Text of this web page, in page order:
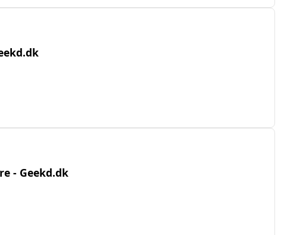
- Geekd.dk